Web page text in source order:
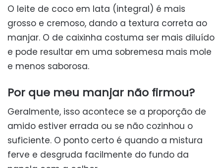
O leite de coco em lata (integral) é mais
grosso e cremoso, dando a textura correta ao
manjar. O de caixinha costuma ser mais diluído
e pode resultar em uma sobremesa mais mole
e menos saborosa.
Por que meu manjar não firmou?
Geralmente, isso acontece se a proporção de
amido estiver errada ou se não cozinhou o
suficiente. O ponto certo é quando a mistura
ferve e desgruda facilmente do fundo da